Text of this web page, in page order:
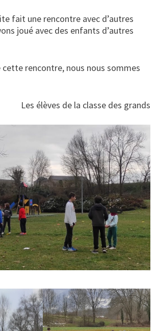
fait une rencontre avec d’autres
joué avec des enfants d’autres
cette rencontre, nous nous sommes
Les élèves de la classe des grands